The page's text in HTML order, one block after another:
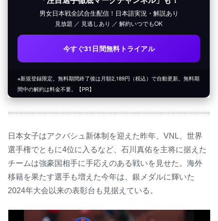
男女日本戦全試合生配信！日本語実況・解説あり
見放題 ／ 見逃しあり ／ 解約いつでもOK
今すぐ31日間無料トライアル
※新規登録限定。無料期間終了後は月額2,189円（税込）で自動更新。無料期
間中の解約は料金不要。【PR】
日本女子はアクバシュ新体制を迎えた昨年、VNL、世界
選手権でともに4位に入るなど、石川真佑を主将に据えた
チームは強豪国相手に手応えのある戦いを見せた。海外
移籍を果たす選手も増えた今年は、銀メダルに輝いた
2024年大会以来の表彰台も見据えている。